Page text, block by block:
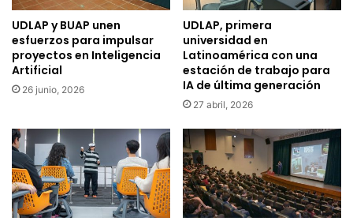
UDLAP y BUAP unen
esfuerzos para impulsar
proyectos en Inteligencia
Artificial
26 junio, 2026
UDLAP, primera
universidad en
Latinoamérica con una
estación de trabajo para
IA de última generación
27 abril, 2026